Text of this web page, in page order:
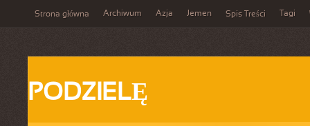
Strona główna Archiwum Azja Jemen Spis Treści Tagi
PODZIELĘ